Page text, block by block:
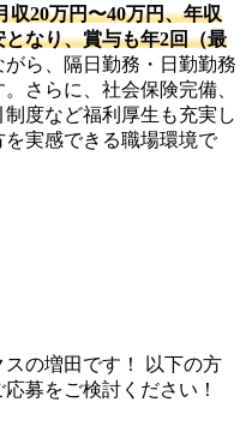
収20万円〜40万円、年収
なり、賞与も年2回（最
ら、隔日勤務・日勤勤務
さらに、社会保険完備、
度など福利厚生も充実し
実感できる職場環境で
の増田です！ 以下の方
募をご検討ください！